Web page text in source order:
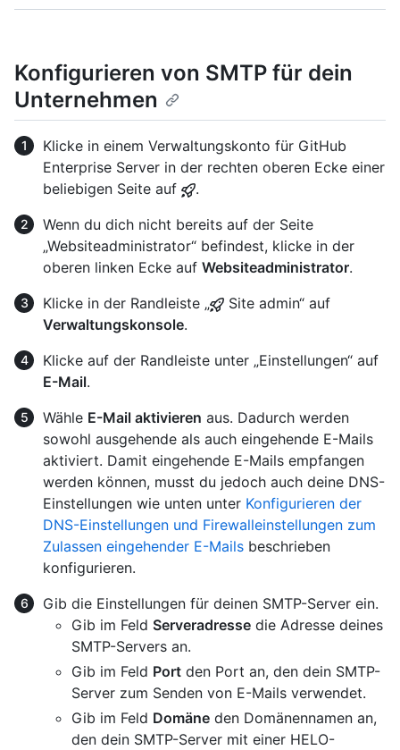
Konfigurieren von SMTP für dein
Unternehmen
Klicke in einem Verwaltungskonto für GitHub
Enterprise Server in der rechten oberen Ecke einer
beliebigen Seite auf
.
Wenn du dich nicht bereits auf der Seite
„Websiteadministrator“ befindest, klicke in der
oberen linken Ecke auf Websiteadministrator.
Klicke in der Randleiste „
Site admin“ auf
Verwaltungskonsole.
Klicke auf der Randleiste unter „Einstellungen“ auf
E-Mail.
Wähle E-Mail aktivieren aus. Dadurch werden
sowohl ausgehende als auch eingehende E-Mails
aktiviert. Damit eingehende E-Mails empfangen
werden können, musst du jedoch auch deine DNS-
Einstellungen wie unten unter Konfigurieren der
DNS-Einstellungen und Firewalleinstellungen zum
Zulassen eingehender E-Mails beschrieben
konfigurieren.
Gib die Einstellungen für deinen SMTP-Server ein.
Gib im Feld Serveradresse die Adresse deines
SMTP-Servers an.
Gib im Feld Port den Port an, den dein SMTP-
Server zum Senden von E-Mails verwendet.
Gib im Feld Domäne den Domänennamen an,
den dein SMTP-Server mit einer HELO-